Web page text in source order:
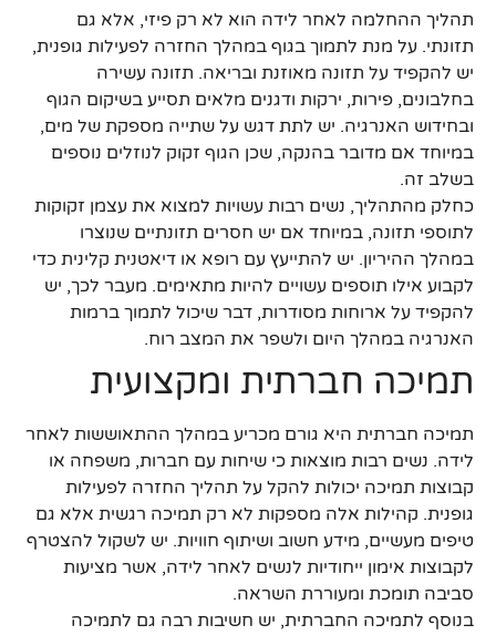
תהליך ההחלמה לאחר לידה הוא לא רק פיזי, אלא גם
תזונתי. על מנת לתמוך בגוף במהלך החזרה לפעילות גופנית,
יש להקפיד על תזונה מאוזנת ובריאה. תזונה עשירה
בחלבונים, פירות, ירקות ודגנים מלאים תסייע בשיקום הגוף
ובחידוש האנרגיה. יש לתת דגש על שתייה מספקת של מים,
במיוחד אם מדובר בהנקה, שכן הגוף זקוק לנוזלים נוספים
בשלב זה.
כחלק מהתהליך, נשים רבות עשויות למצוא את עצמן זקוקות
לתוספי תזונה, במיוחד אם יש חסרים תזונתיים שנוצרו
במהלך ההיריון. יש להתייעץ עם רופא או דיאטנית קלינית כדי
לקבוע אילו תוספים עשויים להיות מתאימים. מעבר לכך, יש
להקפיד על ארוחות מסודרות, דבר שיכול לתמוך ברמות
האנרגיה במהלך היום ולשפר את המצב רוח.
תמיכה חברתית ומקצועית
תמיכה חברתית היא גורם מכריע במהלך ההתאוששות לאחר
לידה. נשים רבות מוצאות כי שיחות עם חברות, משפחה או
קבוצות תמיכה יכולות להקל על תהליך החזרה לפעילות
גופנית. קהילות אלה מספקות לא רק תמיכה רגשית אלא גם
טיפים מעשיים, מידע חשוב ושיתוף חוויות. יש לשקול להצטרף
לקבוצות אימון ייחודיות לנשים לאחר לידה, אשר מציעות
סביבה תומכת ומעוררת השראה.
בנוסף לתמיכה החברתית, יש חשיבות רבה גם לתמיכה